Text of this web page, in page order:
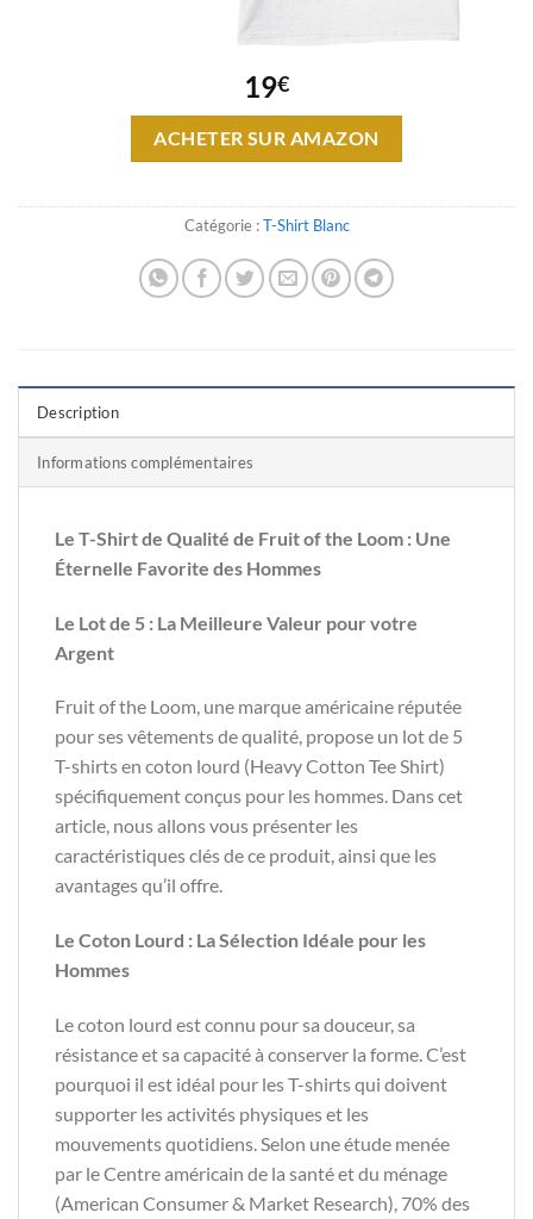
19€
ACHETER SUR AMAZON
Catégorie :T-Shirt Blanc
Description
Informations complémentaires
Le T-Shirt de Qualité de Fruit of the Loom : Une
Éternelle Favorite des Hommes
Le Lot de 5 : La Meilleure Valeur pour votre
Argent
Fruit of the Loom, une marque américaine réputée
pour ses vêtements de qualité, propose un lot de 5
T-shirts en coton lourd (Heavy Cotton Tee Shirt)
spécifiquement conçus pour les hommes. Dans cet
article, nous allons vous présenter les
caractéristiques clés de ce produit, ainsi que les
avantages qu’il offre.
Le Coton Lourd : La Sélection Idéale pour les
Hommes
Le coton lourd est connu pour sa douceur, sa
résistance et sa capacité à conserver la forme. C’est
pourquoi il est idéal pour les T-shirts qui doivent
supporter les activités physiques et les
mouvements quotidiens. Selon une étude menée
par le Centre américain de la santé et du ménage
(American Consumer & Market Research), 70% des